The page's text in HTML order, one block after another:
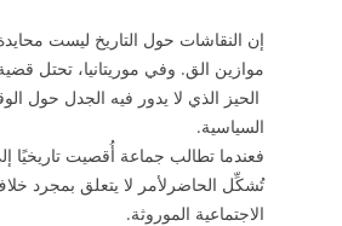
إن النقاشات حول التاريخ ليست
موازين الق. وفي موريتانيا، تحتل
الحيز الذي لا يدور فيه الجدل حول
السياسية.
فعندما تطالب جماعة أُقصيت تاريخيًا
تُشكِّل الحاضر لأمر لا يتعلق بمجرد
الاجتماعية الموروثة.